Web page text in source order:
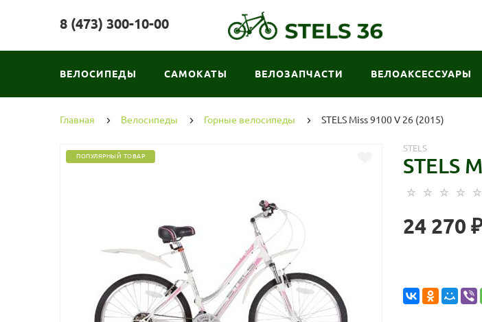
8 (473) 300-10-00
ВЕЛОСИПЕДЫ САМОКАТЫ ВЕЛОЗАПЧАСТИ ВЕЛОАКСЕССУАРЫ
Главная Велосипеды Горные велосипеды STELS Miss 9100 V 26 (2015)
ПОПУЛЯРНЫЙ ТОВАР
STELS
STELS
24 270 ₽